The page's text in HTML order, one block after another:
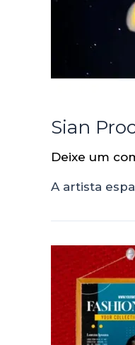
Sian
Deixe um
A artista